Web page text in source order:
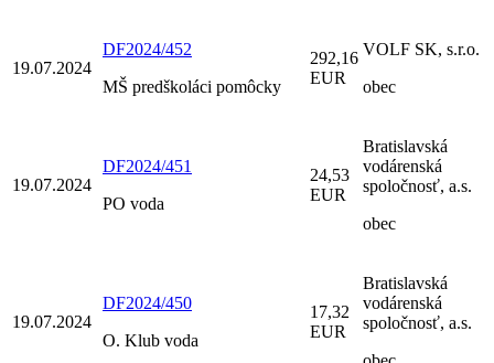
19.07.2024
DF2024/452
MŠ predškoláci pomôcky
292,16
EUR
VOLF SK, s.r.o.
obec
19.07.2024
DF2024/451
PO voda
24,53
EUR
Bratislavská
vodárenská
spoločnosť, a.s.
obec
19.07.2024
DF2024/450
O. Klub voda
17,32
EUR
Bratislavská
vodárenská
spoločnosť, a.s.